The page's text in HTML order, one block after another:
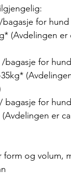
for hund
(Avdelingen er
bagasje for hund
bagasje for hund
er
form og volum,